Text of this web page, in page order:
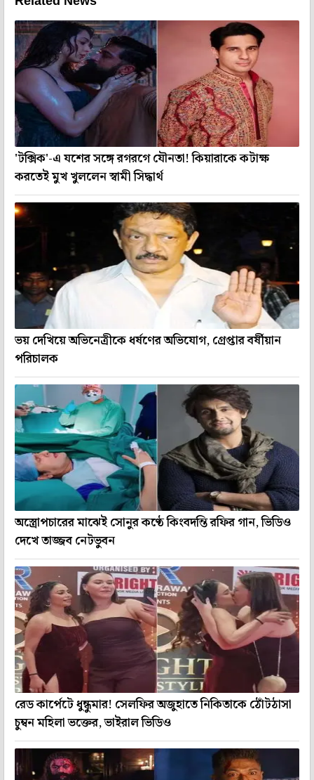
'টক্সিক'-এ যশের সঙ্গে রগরগে যৌনতা! কিয়ারাকে কটাক্ষ
করতেই মুখ খুললেন স্বামী সিদ্ধার্থ
ভয় দেখিয়ে অভিনেত্রীকে ধর্ষণের অভিযোগ, গ্রেপ্তার বর্ষীয়ান
পরিচালক
অস্ত্রোপচারের মাঝেই সোনুর কণ্ঠে কিংবদন্তি রফির গান, ভিডিও
দেখে তাজ্জব নেটভুবন
রেড কার্পেটে ধুন্ধুমার! সেলফির অজুহাতে নিকিতাকে ঠোঁটঠাসা
চুম্বন মহিলা ভক্তের, ভাইরাল ভিডিও